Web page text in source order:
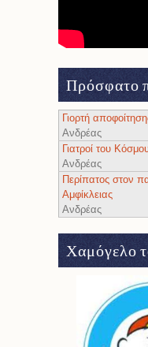
Πρόσφατο
Γιορτή
Ανδρέας
Γιατροί του
Ανδρέας
Περίπατος στον
Αμφίκλειας
Ανδρέας
Χαμόγελο